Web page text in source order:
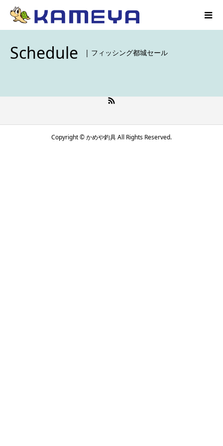
Schedule | フィッシング都城セール
Copyright © かめや釣具 All Rights Reserved.